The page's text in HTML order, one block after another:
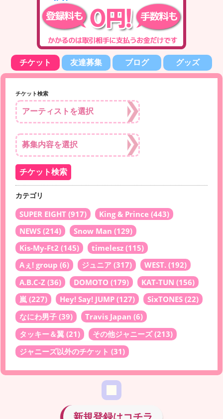
チケット 友達募集 ブログ グッズ
チケット検索
カテゴリ
SUPER EIGHT (917) King & Prince (443)
NEWS (214) Snow Man (129)
Kis-My-Ft2 (145) timelesz (115)
Aぇ! group (6) ジュニア (317) WEST. (192)
A.B.C-Z (36) DOMOTO (179) KAT-TUN (156)
嵐 (227) Hey! Say! JUMP (127) SixTONES (22)
なにわ男子 (39) Travis Japan (6)
タッキー＆翼 (21) その他ジャニーズ(213)
ジャニーズ以外のチケット (31)